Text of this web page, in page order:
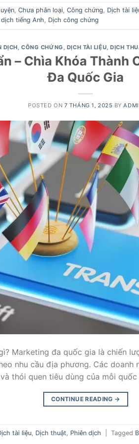
, Chưa phân loại, Công chứng, Dịch tài
dịch tiếng Anh, Dịch công chứng
DỊCH,CÔNG CHỨNG , DỊCH TÀI LIỆU,DỊCH
– Chìa Khóa Thành
Đa Quốc Gia
POSTED ON 7 THÁNG 1, 2025 BY
Marketing đa quốc gia là chiến
nhu cầu địa phương. Các
thói quen tiêu dùng của mỗi
CONTINUE READING →
tài liệu Dịch thuật Phiên dịch Tagged